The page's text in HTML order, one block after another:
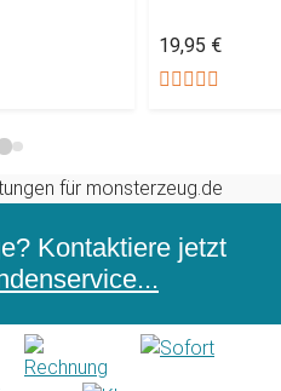
19,95 €
Kontaktiere jetzt